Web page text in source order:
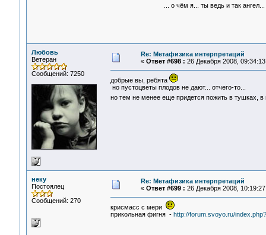
... о чём я... ты ведь и так
Любовь
Ветеран
Сообщений: 7250
Re: Метафизика интерпретаций
« Ответ #698 : 26 Декабря 2008,
добрые вы, ребята
но пустоцветы плодов не дают... отчего-то...
но тем не менее еще придется пожить в тушках,
неку
Постоялец
Сообщений: 270
Re: Метафизика интерпретаций
« Ответ #699 : 26 Декабря 2008,
крисмасс с мери
прикольная фигня - http://forum.svoyo.ru/